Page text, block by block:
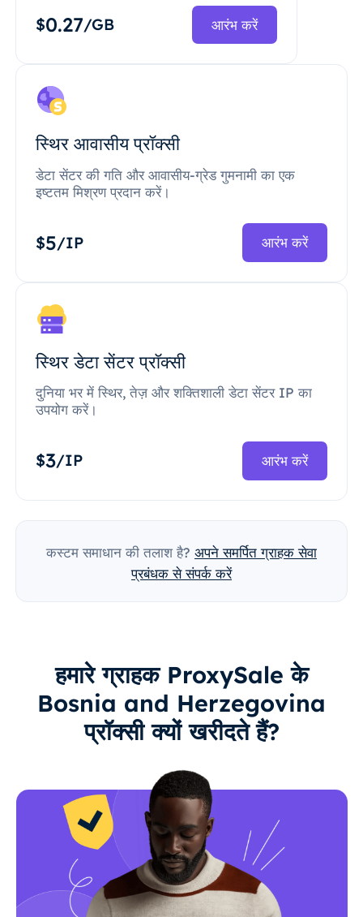
$0.27/GB आरंभ करें
स्थिर आवासीय प्रॉक्सी
डेटा सेंटर की गति और आवासीय-ग्रेड गुमनामी का एक
इष्टतम मिश्रण प्रदान करें।
$5/IP आरंभ करें
स्थिर डेटा सेंटर प्रॉक्सी
दुनिया भर में स्थिर, तेज़ और शक्तिशाली डेटा सेंटर IP का
उपयोग करें।
$3/IP आरंभ करें
कस्टम समाधान की तलाश है? अपने समर्पित ग्राहक सेवा
प्रबंधक से संपर्क करें
हमारे ग्राहक ProxySale के
Bosnia and Herzegovina
प्रॉक्सी क्यों खरीदते हैं?